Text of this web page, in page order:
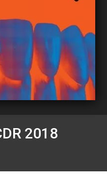
2018